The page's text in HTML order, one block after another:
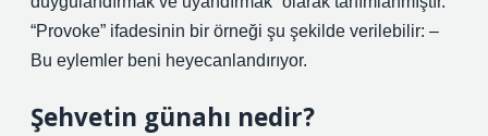
“Provoke” ifadesinin bir örneği şu şekilde verilebilir: –
Bu eylemler beni heyecanlandırıyor.
Şehvetin günahı nedir?